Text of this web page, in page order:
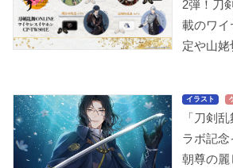
2弾！刀
載のワイ
定や山姥
イラスト
「刀剣
ラボ記
朝尊の麗